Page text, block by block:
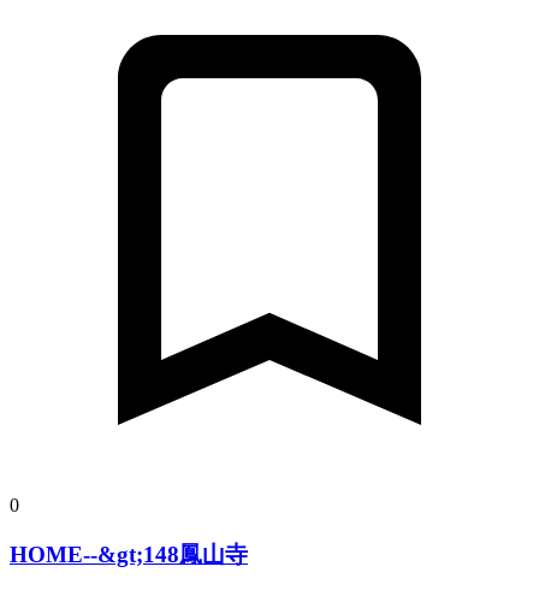
0
HOME--&gt;148鳳山寺